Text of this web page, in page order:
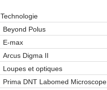
Technologie
Beyond Polus
E-max
Arcus Digma II
Loupes et optiques
Prima DNT Labomed Microscope